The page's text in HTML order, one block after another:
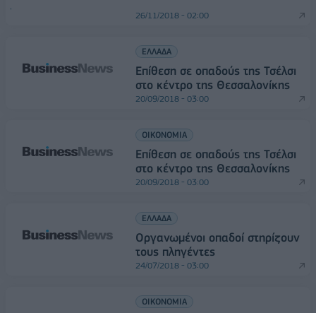
26/11/2018 - 02:00
ΕΛΛΑΔΑ
Επίθεση σε οπαδούς της Τσέλσι
στο κέντρο της Θεσσαλονίκης
20/09/2018 - 03:00
ΟΙΚΟΝΟΜΙΑ
Επίθεση σε οπαδούς της Τσέλσι
στο κέντρο της Θεσσαλονίκης
20/09/2018 - 03:00
ΕΛΛΑΔΑ
Οργανωμένοι οπαδοί στηρίζουν
τους πληγέντες
24/07/2018 - 03:00
ΟΙΚΟΝΟΜΙΑ